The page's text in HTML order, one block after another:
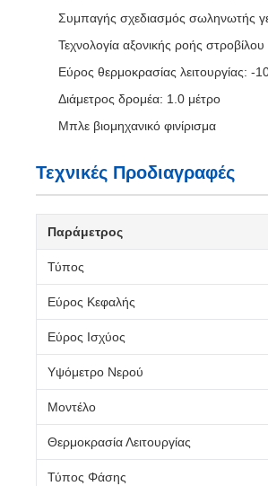
Συμπαγής σχεδιασμός σωληνωτής
Τεχνολογία αξονικής ροής στροβίλου
Εύρος θερμοκρασίας λειτουργίας: -
Διάμετρος δρομέα: 1.0 μέτρο
Μπλε βιομηχανικό φινίρισμα
Τεχνικές Προδιαγραφές
Παράμετρος
Τύπος
Εύρος Κεφαλής
Εύρος Ισχύος
Υψόμετρο Νερού
Μοντέλο
Θερμοκρασία Λειτουργίας
Τύπος Φάσης